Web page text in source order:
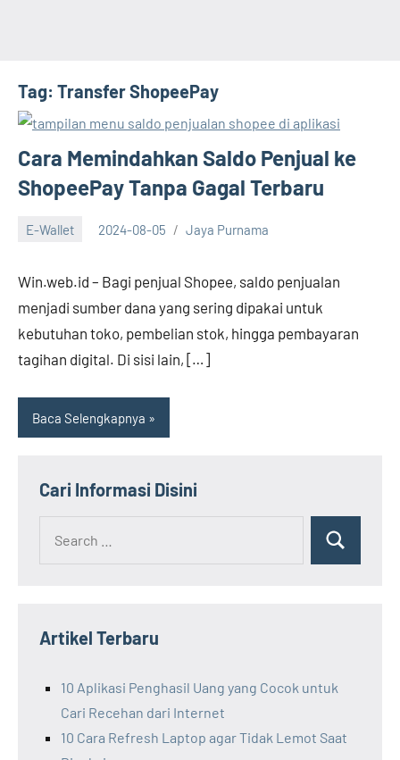
Tag: Transfer ShopeePay
Cara Memindahkan Saldo Penjual ke
ShopeePay Tanpa Gagal Terbaru
E-Wallet 2024-08-05 Jaya Purnama
Win.web.id – Bagi penjual Shopee, saldo penjualan
menjadi sumber dana yang sering dipakai untuk
kebutuhan toko, pembelian stok, hingga pembayaran
tagihan digital. Di sisi lain, […]
Baca Selengkapnya
Cari Informasi Disini
Search
Artikel Terbaru
10 Aplikasi Penghasil Uang yang Cocok untuk
Cari Recehan dari Internet
10 Cara Refresh Laptop agar Tidak Lemot Saat